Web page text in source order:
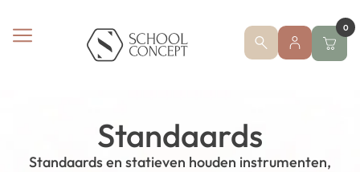
0
Standaards
Standaards en statieven houden instrumenten,